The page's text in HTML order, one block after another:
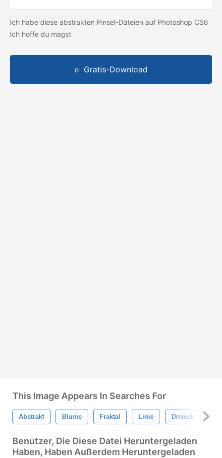
Ich habe diese abstrakten Pinsel-Dateien auf Photoshop CS6
Ich hoffe du magst
Gratis-Download
This Image Appears In Searches For
Abstrakt Blume Fraktal Linie Dreieck
Benutzer, Die Diese Datei Heruntergeladen
Haben, Haben Außerdem Heruntergeladen